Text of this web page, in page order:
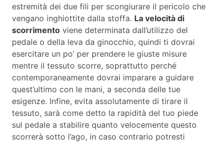
estremità dei due fili per scongiurare il pericolo che
vengano inghiottite dalla stoffa. La velocità di
scorrimento viene determinata dall’utilizzo del
pedale o della leva da ginocchio, quindi ti dovrai
esercitare un po’ per prendere le giuste misure
mentre il tessuto scorre, soprattutto perché
contemporaneamente dovrai imparare a guidare
quest’ultimo con le mani, a seconda delle tue
esigenze. Infine, evita assolutamente di tirare il
tessuto, sarà come detto la rapidità del tuo piede
sul pedale a stabilire quanto velocemente questo
scorrerà sotto l’ago, in caso contrario potresti